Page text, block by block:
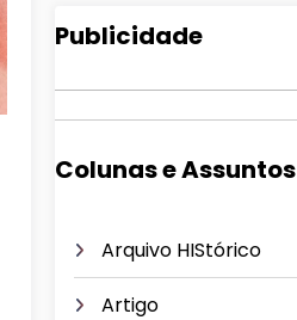
Publicidade
Colunas e Assuntos
Arquivo HIStórico
Artigo